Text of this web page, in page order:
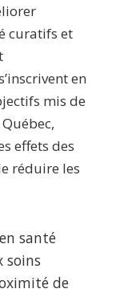
curatifs et
en
mis de
effets des
réduire les
santé
soins
de